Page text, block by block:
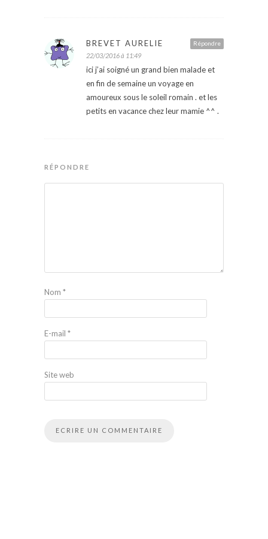
Répondre
BREVET AURELIE
22/03/2016 à 11:49
ici j’ai soigné un grand bien malade et
en fin de semaine un voyage en
amoureux sous le soleil romain . et les
petits en vacance chez leur mamie ^^ .
RÉPONDRE
Nom *
E-mail *
Site web